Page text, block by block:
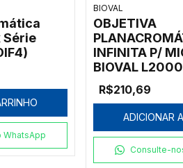
Série
BIOVAL
OBJETIVA
INFINITA P/
BIOVAL
10X/0.30/
R$210,69
ADICIONAR
Consulte-